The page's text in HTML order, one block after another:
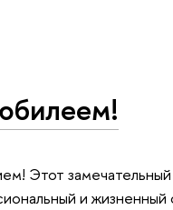
Этот
и